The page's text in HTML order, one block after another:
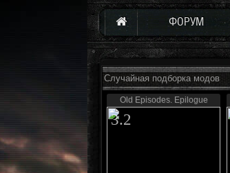
ФОРУМ
Случайная подборка модов
Old Episodes. Epilogue
3.2